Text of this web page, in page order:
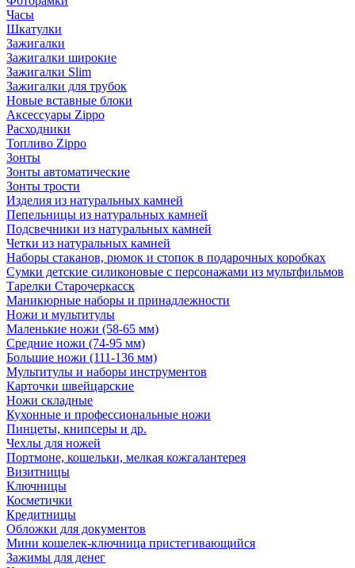
Часы
Шкатулки
Зажигалки
Зажигалки широкие
Зажигалки Slim
Зажигалки для трубок
Новые вставные блоки
Аксессуары Zippo
Расходники
Топливо Zippo
Зонты
Зонты автоматические
Зонты трости
Изделия из натуральных камней
Пепельницы из натуральных камней
Подсвечники из натуральных камней
Четки из натуральных камней
Наборы стаканов, рюмок и стопок в подарочных коробках
Сумки детские силиконовые с персонажами из мультфильмов
Тарелки Старочеркасск
Маникюрные наборы и принадлежности
Ножи и мультитулы
Маленькие ножи (58-65 мм)
Средние ножи (74-95 мм)
Большие ножи (111-136 мм)
Мультитулы и наборы инструментов
Карточки швейцарские
Ножи складные
Кухонные и профессиональные ножи
Пинцеты, книпсеры и др.
Чехлы для ножей
Портмоне, кошельки, мелкая кожгалантерея
Визитницы
Ключницы
Косметички
Кредитницы
Обложки для документов
Мини кошелек-ключница пристегивающийся
Зажимы для денег